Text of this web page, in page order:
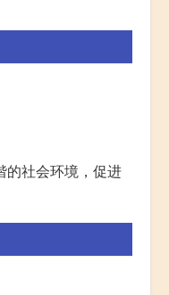
的社会环境，促进